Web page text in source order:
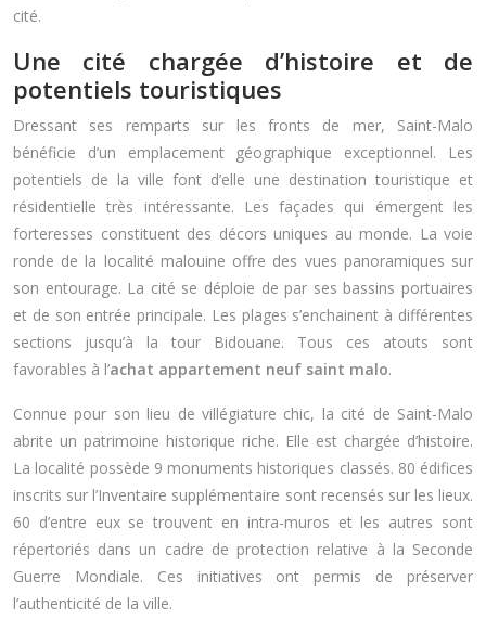
cité.
Une cité chargée d’histoire et de
potentiels touristiques
Dressant ses remparts sur les fronts de mer, Saint-Malo
bénéficie d’un emplacement géographique exceptionnel. Les
potentiels de la ville font d’elle une destination touristique et
résidentielle très intéressante. Les façades qui émergent les
forteresses constituent des décors uniques au monde. La voie
ronde de la localité malouine offre des vues panoramiques sur
son entourage. La cité se déploie de par ses bassins portuaires
et de son entrée principale. Les plages s’enchainent à différentes
sections jusqu’à la tour Bidouane. Tous ces atouts sont
favorables à l’achat appartement neuf saint malo.
Connue pour son lieu de villégiature chic, la cité de Saint-Malo
abrite un patrimoine historique riche. Elle est chargée d’histoire.
La localité possède 9 monuments historiques classés. 80 édifices
inscrits sur l’Inventaire supplémentaire sont recensés sur les lieux.
60 d’entre eux se trouvent en intra-muros et les autres sont
répertoriés dans un cadre de protection relative à la Seconde
Guerre Mondiale. Ces initiatives ont permis de préserver
l’authenticité de la ville.